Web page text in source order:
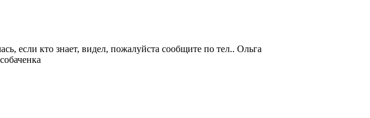
если кто знает, видел, пожалуйста сообщите по тел.. Ольга